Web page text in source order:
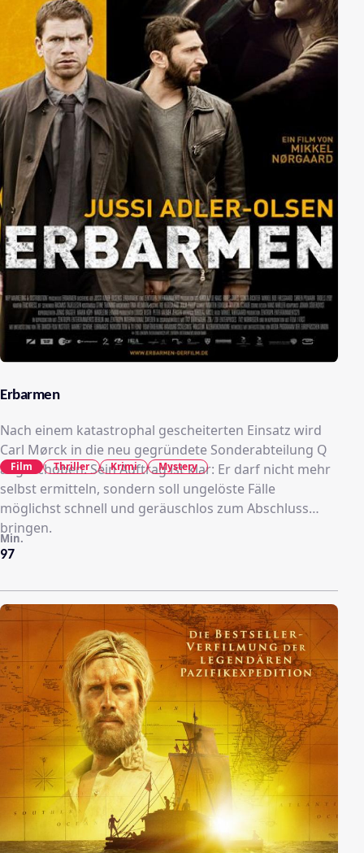
Erbarmen
Nach einem katastrophal gescheiterten Einsatz wird
Carl Mørck in die neu gegründete Sonderabteilung Q
abgeschoben. Sein Auftrag ist klar: Er darf nicht mehr
selbst ermitteln, sondern soll ungelöste Fälle
möglichst schnell und geräuschlos zum Abschluss
bringen.
97
Min.
Film Thriller Krimi Mystery